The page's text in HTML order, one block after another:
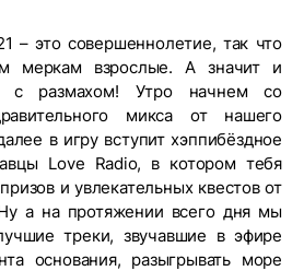
– это совершеннолетие, так что
меркам взрослые. А значит и
с размахом! Утро начнем со
микса от нашего
в игру вступит хэппибёздное
Love Radio, в котором тебя
и увлекательных квестов от
а на протяжении всего дня мы
треки, звучавшие в эфире
основания, разыгрывать море